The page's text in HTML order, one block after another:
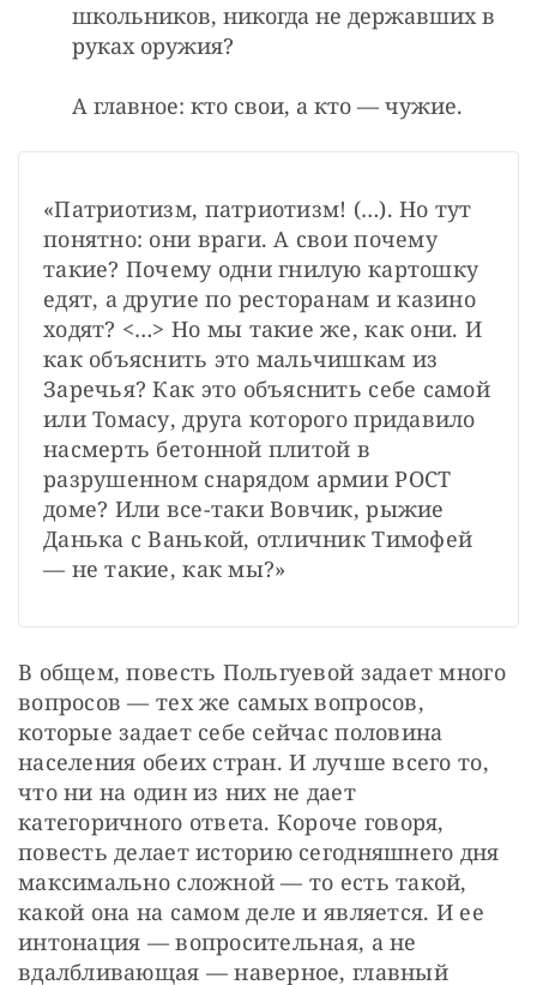
школьников, никогда не державших в
руках оружия?
А главное: кто свои, а кто — чужие.
«Патриотизм, патриотизм! (…). Но тут
понятно: они враги. А свои почему
такие? Почему одни гнилую картошку
едят, а другие по ресторанам и казино
ходят? <…> Но мы такие же, как они. И
как объяснить это мальчишкам из
Заречья? Как это объяснить себе самой
или Томасу, друга которого придавило
насмерть бетонной плитой в
разрушенном снарядом армии РОСТ
доме? Или все-таки Вовчик, рыжие
Данька с Ванькой, отличник Тимофей
— не такие, как мы?»
В общем, повесть Польгуевой задает много
вопросов — тех же самых вопросов,
которые задает себе сейчас половина
населения обеих стран. И лучше всего то,
что ни на один из них не дает
категоричного ответа. Короче говоря,
повесть делает историю сегодняшнего дня
максимально сложной — то есть такой,
какой она на самом деле и является. И ее
интонация — вопросительная, а не
вдалбливающая — наверное, главный